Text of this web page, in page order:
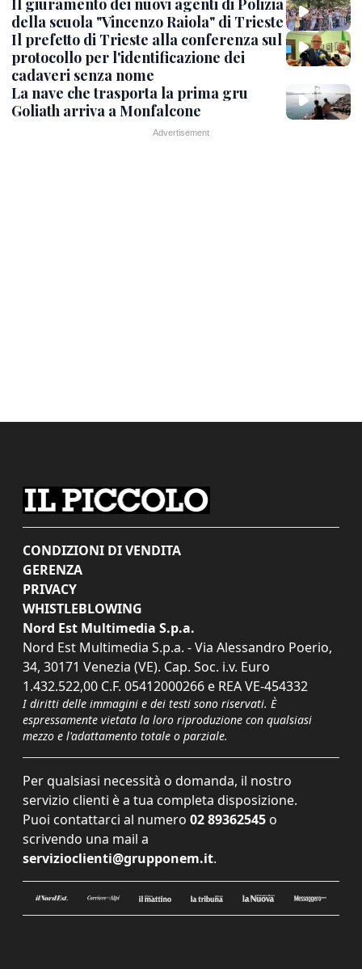
Il giuramento dei nuovi agenti di Polizia
della scuola "Vincenzo Raiola" di Trieste
Il prefetto di Trieste alla conferenza sul
protocollo per l'identificazione dei
cadaveri senza nome
La nave che trasporta la prima gru
Goliath arriva a Monfalcone
CONDIZIONI DI VENDITA
GERENZA
PRIVACY
WHISTLEBLOWING
Nord Est Multimedia S.p.a.
Nord Est Multimedia S.p.a. - Via Alessandro Poerio,
34, 30171 Venezia (VE). Cap. Soc. i.v. Euro
1.432.522,00 C.F. 05412000266 e REA VE-454332
I diritti delle immagini e dei testi sono riservati. È
espressamente vietata la loro riproduzione con qualsiasi
mezzo e l'adattamento totale o parziale.
Per qualsiasi necessità o domanda, il nostro
servizio clienti è a tua completa disposizione.
Puoi contattarci al numero 02 89362545 o
scrivendo una mail a
servizioclienti@grupponem.it.